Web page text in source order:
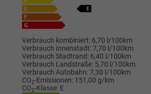
Verbrauch kombiniert: 6,70 l/100km
Verbrauch Innenstadt:7,70 l/100km
Verbrauch Stadtrand: 6,40 l/100km
Verbrauch Landstraße: 5,70 l/100km
Verbrauch Autobahn:7,30 l/100km
CO2-Emissionen: 151,00 g/km
CO2-Klasse: E